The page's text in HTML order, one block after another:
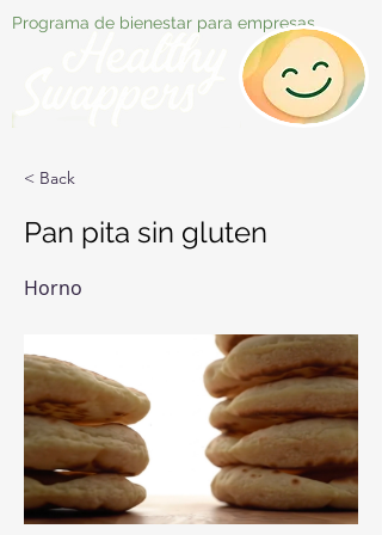
Programa de bienestar para empresas
< Back
Pan pita sin gluten
Horno